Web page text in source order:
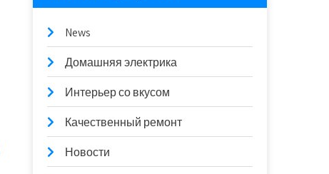
News
Домашняя электрика
Интерьер со вкусом
Качественный ремонт
Новости